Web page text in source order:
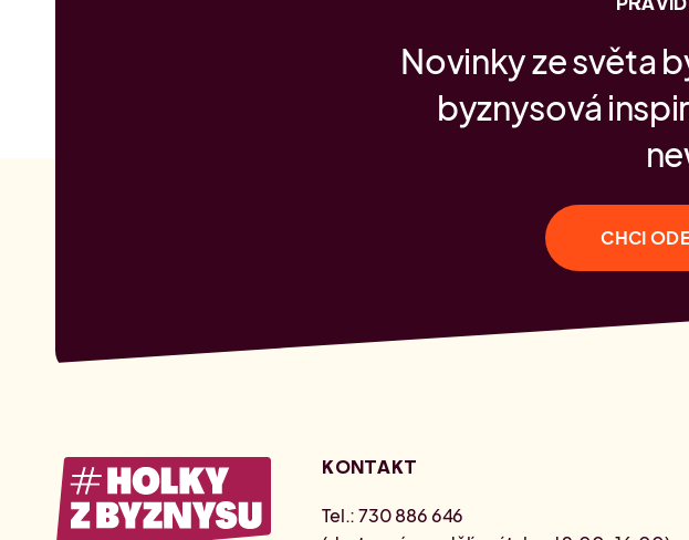
Novinky ze světa
byznysová
CHCI
KONTAKT
Tel.: 730 886 646